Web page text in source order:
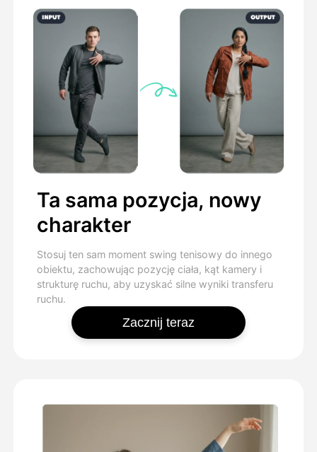
Ta sama pozycja, nowy
charakter
Stosuj ten sam moment swing tenisowy do innego
obiektu, zachowując pozycję ciała, kąt kamery i
strukturę ruchu, aby uzyskać silne wyniki transferu
ruchu.
Zacznij teraz